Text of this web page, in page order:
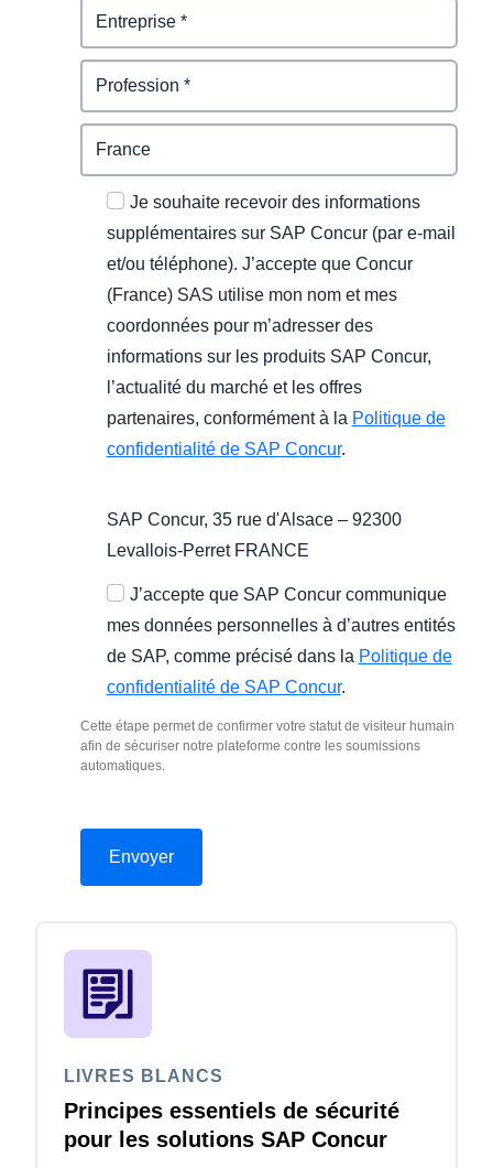
Je souhaite recevoir des informations
supplémentaires sur SAP Concur (par e-mail
et/ou téléphone). J’accepte que Concur
(France) SAS utilise mon nom et mes
coordonnées pour m’adresser des
informations sur les produits SAP Concur,
l’actualité du marché et les offres
partenaires, conformément à la Politique de
confidentialité de SAP Concur.
SAP Concur, 35 rue d'Alsace – 92300
Levallois-Perret FRANCE
J’accepte que SAP Concur communique
mes données personnelles à d’autres entités
de SAP, comme précisé dans la Politique de
confidentialité de SAP Concur.
Cette étape permet de confirmer votre statut de visiteur humain
afin de sécuriser notre plateforme contre les soumissions
automatiques.
LIVRES BLANCS
Principes essentiels de sécurité
pour les solutions SAP Concur